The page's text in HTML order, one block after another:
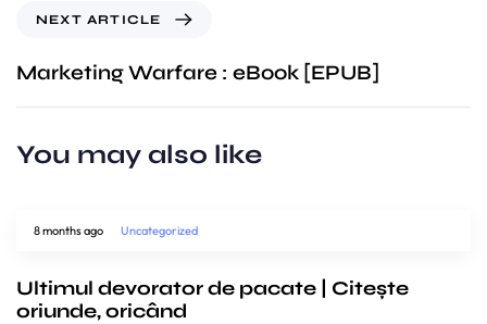
NEXT ARTICLE
Marketing Warfare : eBook [EPUB]
You may also like
8 months ago Uncategorized
Ultimul devorator de pacate | Citește
oriunde, oricând